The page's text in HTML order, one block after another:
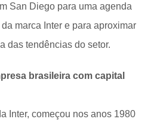
San Diego para uma agenda
marca Inter e para aproximar
das tendências do setor.
brasileira com capital
Inter, começou nos anos 1980